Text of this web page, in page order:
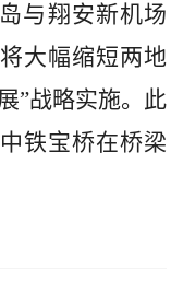
与翔安新机场
大幅缩短两地
”战略实施。此
铁宝桥在桥梁